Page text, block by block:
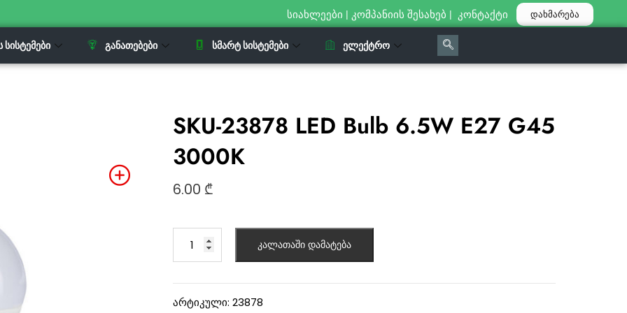
სიახლეები | კომპანიის შესახებ | კონტაქტი დახმარება
ᲡᲘᲡᲢᲔᲛᲔᲑᲘ ᲒᲐᲜᲐᲗᲔᲑᲔᲑᲘ ᲡᲛᲐᲠᲢ ᲡᲘᲡᲢᲔᲛᲔᲑᲘ ᲔᲚᲔᲥᲢᲠᲝ
SKU-23878 LED Bulb 6.5W E27 G45
3000K
6.00 ₾
კალათაში დამატება
არტიკული: 23878